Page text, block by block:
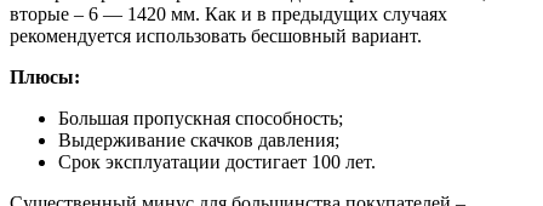
вторые – 6 — 1420 мм. Как и в предыдущих случаях
рекомендуется использовать бесшовный вариант.
Плюсы:
Большая пропускная способность;
Выдерживание скачков давления;
Срок эксплуатации достигает 100 лет.